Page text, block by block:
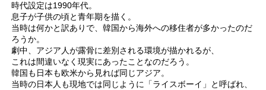
時代設定は1990年代。
息子が子供の頃と青年期を描く。
当時は何かと訳ありで、韓国から海外への移住者が多かったのだ
ろうか。
劇中、アジア人が露骨に差別される環境が描かれるが、
これは間違いなく現実にあったことなのだろう。
韓国も日本も欧米から見れば同じアジア。
当時の日本人も現地では同じように「ライスボーイ」と呼ばれ、